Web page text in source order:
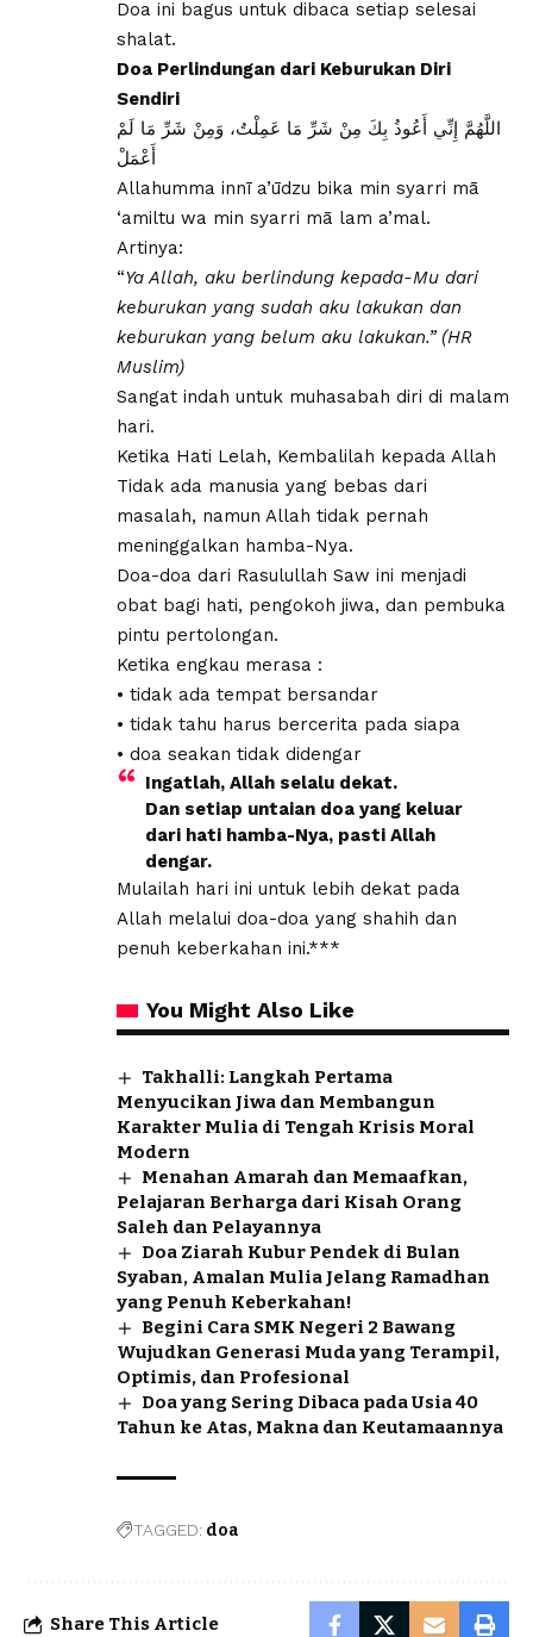
Doa ini bagus untuk dibaca setiap selesai
shalat.
Doa Perlindungan dari Keburukan Diri
Sendiri
اللَّهُمَّ إِنِّي أَعُوذُ بِكَ مِنْ شَرِّ مَا عَمِلْتُ، وَمِنْ شَرِّ مَا لَمْ
أَعْمَلْ
Allahumma innī a’ūdzu bika min syarri mā
‘amiltu wa min syarri mā lam a’mal.
Artinya:
“Ya Allah, aku berlindung kepada-Mu dari
keburukan yang sudah aku lakukan dan
keburukan yang belum aku lakukan.” (HR
Muslim)
Sangat indah untuk muhasabah diri di malam
hari.
Ketika Hati Lelah, Kembalilah kepada Allah
Tidak ada manusia yang bebas dari
masalah, namun Allah tidak pernah
meninggalkan hamba-Nya.
Doa-doa dari Rasulullah Saw ini menjadi
obat bagi hati, pengokoh jiwa, dan pembuka
pintu pertolongan.
Ketika engkau merasa :
• tidak ada tempat bersandar
• tidak tahu harus bercerita pada siapa
• doa seakan tidak didengar
Ingatlah, Allah selalu dekat.
Dan setiap untaian doa yang keluar
dari hati hamba-Nya, pasti Allah
dengar.
Mulailah hari ini untuk lebih dekat pada
Allah melalui doa-doa yang shahih dan
penuh keberkahan ini.***
You Might Also Like
Takhalli: Langkah Pertama
Menyucikan Jiwa dan Membangun
Karakter Mulia di Tengah Krisis Moral
Modern
Menahan Amarah dan Memaafkan,
Pelajaran Berharga dari Kisah Orang
Saleh dan Pelayannya
Doa Ziarah Kubur Pendek di Bulan
Syaban, Amalan Mulia Jelang Ramadhan
yang Penuh Keberkahan!
Begini Cara SMK Negeri 2 Bawang
Wujudkan Generasi Muda yang Terampil,
Optimis, dan Profesional
Doa yang Sering Dibaca pada Usia 40
Tahun ke Atas, Makna dan Keutamaannya
TAGGED: doa
Share This Article